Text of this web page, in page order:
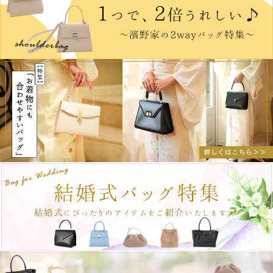
【最新作】クラシカルなA4お仕事トートAmanda（アマンダ）より、まろやかな新色
「ペールベージュ」登場（2025.5.22）
【Bespoke最新作】背中に佇む品格。ハンドバッグ仕立ての品格レザーリュック
Lanse（ランス）登場（2025.5.20）
【最新作】夏の抜け感と都会の輪郭を描く、リゾート仕立てのパナマバッグ
Paglia（パリア）オーダー受付再開（2025.5.17）
【最新作】360度好印象を叶えるデイリーワンハンドルEleonora（エレオノーラ）よ
り、ブラック金具をあしらった新色「パレスブラック」登場（2025.5.1）
【特集】今年の夏長く持てる♪夏先行プレシーズンオーダー会開催（2025.4.22）
【最新作】夏の新定番「リゾートワンハンドル」でエレガントな季節の始まりを
Alicia Sole（アリシア ソーレ）登場（2025.4.20）
【最新作】「願いを掴んで大きく育てる」クロコレザーでお仕立てした、濱野家オリ
ジナルの金運お守り財布Mietia Croco Wallet「Imperial Jade（インペリアルジェイ
ド）」登場（2025.4.17）
【最新作】Bespoke代表作ラインに出張から旅行までこなすオールキャリーボストン
Cavaliere Dario（カヴァリエーレ・ダリオ）登場（2025.4.15）
【新色】万能A4トートCavaliere Teo（カヴァリエーレ・テオ）に新色ノーブルグレ
ー登場（2025.3.27）